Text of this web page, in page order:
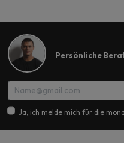
Persönliche
Ja, ich melde mich für die